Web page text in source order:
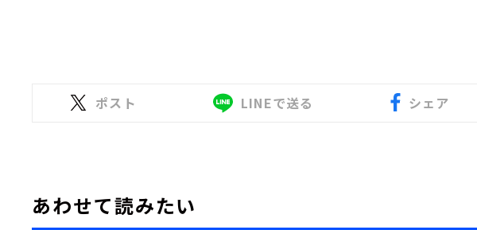
ポスト LINEで送る シェア
あわせて読みたい